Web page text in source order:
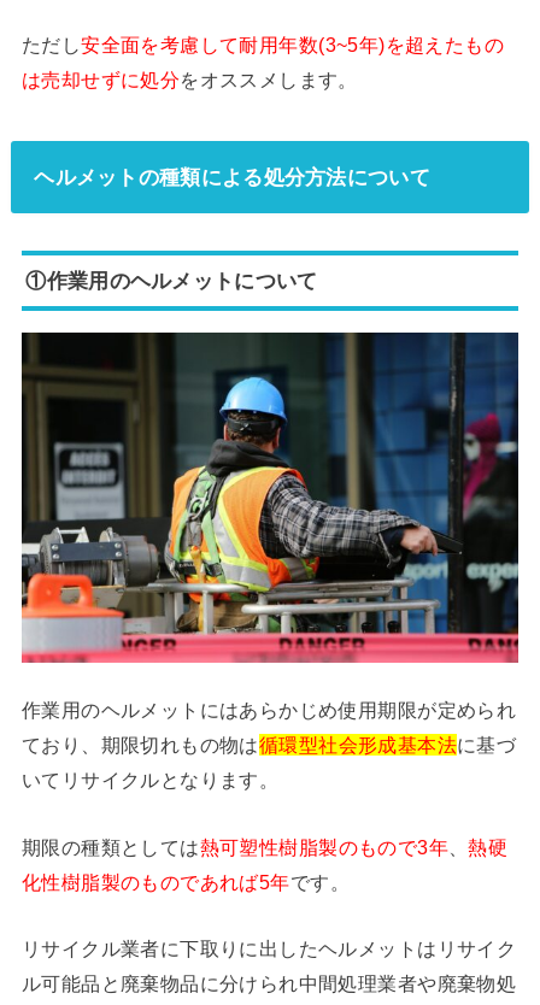
ただし安全面を考慮して耐用年数(3~5年)を超えたもの
は売却せずに処分をオススメします。
ヘルメットの種類による処分方法について
①作業用のヘルメットについて
作業用のヘルメットにはあらかじめ使用期限が定められ
ており、期限切れもの物は循環型社会形成基本法に基づ
いてリサイクルとなります。
期限の種類としては熱可塑性樹脂製のもので3年、熱硬
化性樹脂製のものであれば5年です。
リサイクル業者に下取りに出したヘルメットはリサイク
ル可能品と廃棄物品に分けられ中間処理業者や廃棄物処